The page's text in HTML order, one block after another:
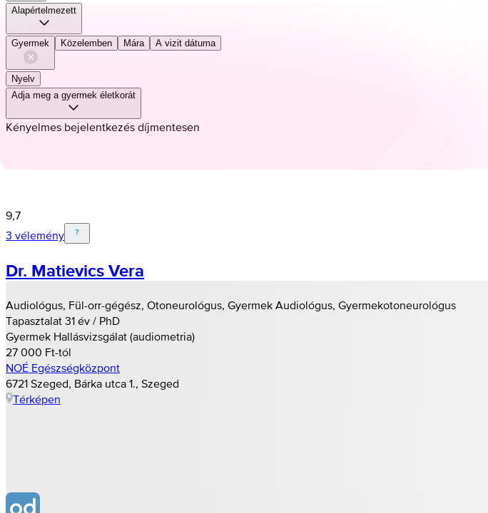
Alapértelmezett
Gyermek Közelemben Mára A vizit dátuma
Nyelv
Adja meg a gyermek életkorát
Kényelmes bejelentkezés díjmentesen
9,7
3 vélemény
Dr. Matievics Vera
Audiológus, Fül-orr-gégész, Otoneurológus, Gyermek Audiológus, Gyermekotoneurológus
Tapasztalat 31 év / PhD
Gyermek Hallásvizsgálat (audiometria)
27 000 Ft-tól
NOÉ Egészségközpont
6721 Szeged, Bárka utca 1., Szeged
Térképen